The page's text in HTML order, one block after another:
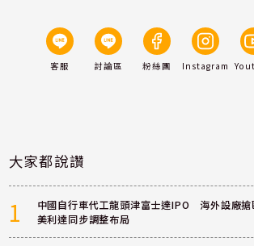
客服 討論區 粉絲團 Instagram
大家都說讚
1
中國自行車代工龍頭津富士達IPO 海外設廠搶
美利達同步調整布局